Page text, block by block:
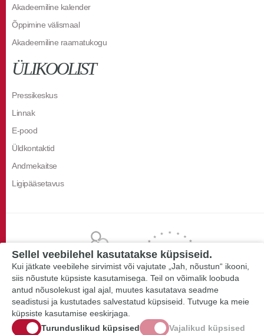
Akadeemiline kalender
Õppimine välismaal
Akadeemiline raamatukogu
ÜLIKOOLIST
Pressikeskus
Linnak
E-pood
Üldkontaktid
Andmekaitse
Ligipääsetavus
Sellel veebilehel kasutatakse küpsiseid.
Kui jätkate veebilehe sirvimist või vajutate „Jah, nõustun“ ikooni,
siis nõustute küpsiste kasutamisega. Teil on võimalik loobuda
antud nõusolekust igal ajal, muutes kasutatava seadme
seadistusi ja kustutades salvestatud küpsiseid. Tutvuge ka meie
küpsiste kasutamise eeskirjaga.
Turunduslikud küpsised
Vajalikud küpsised